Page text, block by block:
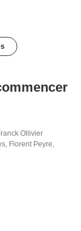
Ollivier
Florent Peyre